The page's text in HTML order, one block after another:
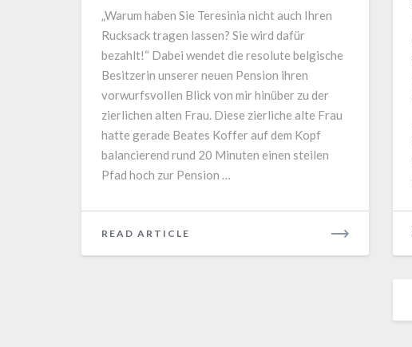
„Warum haben Sie Teresinia nicht auch Ihren
Rucksack tragen lassen? Sie wird dafür
bezahlt!“ Dabei wendet die resolute belgische
Besitzerin unserer neuen Pension ihren
vorwurfsvollen Blick von mir hinüber zu der
zierlichen alten Frau. Diese zierliche alte Frau
hatte gerade Beates Koffer auf dem Kopf
balancierend rund 20 Minuten einen steilen
Pfad hoch zur Pension …
READ ARTICLE
MORE